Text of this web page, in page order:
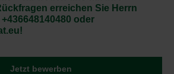
erreichen Sie Herrn
oder
Jetzt bewerben